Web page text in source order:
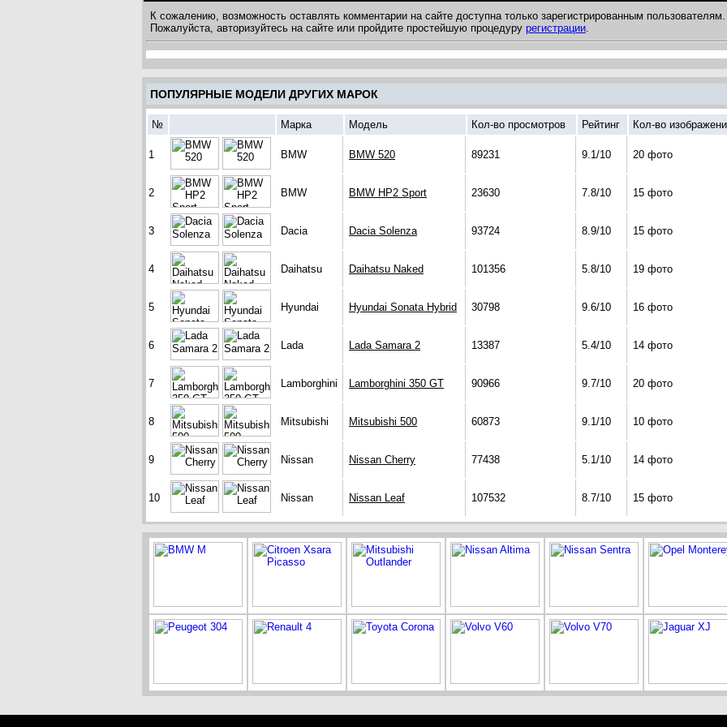
К сожалению, возможность оставлять комментарии на сайте доступна только зарегистрированным пользователям.
Пожалуйста, авторизуйтесь на сайте или пройдите простейшую процедуру регистрации.
ПОПУЛЯРНЫЕ МОДЕЛИ ДРУГИХ МАРОК
№ Марка Модель Кол-во просмотров Рейтинг Кол-во
1 BMW BMW 520 89231 9.1/10 20 фото
2 BMW BMW HP2 Sport 23630 7.8/10 15 фото
3 Dacia Dacia Solenza 93724 8.9/10 15 фото
4 Daihatsu Daihatsu Naked 101356 5.8/10 19 фото
5 Hyundai Hyundai Sonata Hybrid 30798 9.6/10 16 фото
6 Lada Lada Samara 2 13387 5.4/10 14 фото
7 Lamborghini Lamborghini 350 GT 90966 9.7/10 20 фото
8 Mitsubishi Mitsubishi 500 60873 9.1/10 10 фото
9 Nissan Nissan Cherry 77438 5.1/10 14 фото
10 Nissan Nissan Leaf 107532 8.7/10 15 фото